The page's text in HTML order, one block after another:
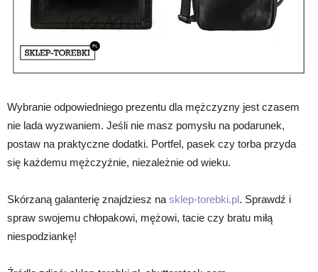
Wybranie odpowiedniego prezentu dla mężczyzny jest czasem
nie lada wyzwaniem. Jeśli nie masz pomysłu na podarunek,
postaw na praktyczne dodatki. Portfel, pasek czy torba przyda
się każdemu mężczyźnie, niezależnie od wieku.
Skórzaną galanterię znajdziesz na sklep-torebki.pl. Sprawdź i
spraw swojemu chłopakowi, mężowi, tacie czy bratu miłą
niespodziankę!